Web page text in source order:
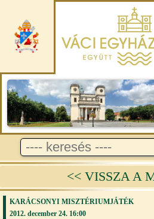
<< VISSZA A
KARÁCSONYI MISZTÉRIUMJÁTÉK
2012. december 24. 16:00